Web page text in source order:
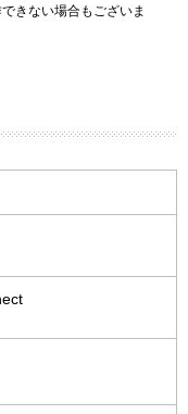
きない場合もございま